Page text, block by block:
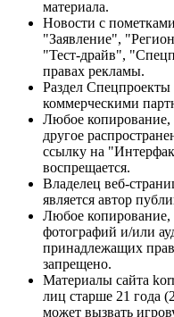
материала.
Новости с
"Заявление",
"Тест-драйв",
правах рекламы.
Раздел Спецпроекты
коммерческими
Любое копирование,
другое
ссылку на
воспрещается.
Владелец веб-
является автор
Любое копирование,
фотографий и/или
принадлежащих
запрещено.
Материалы сайта
лиц старше 21 года
может вызвать